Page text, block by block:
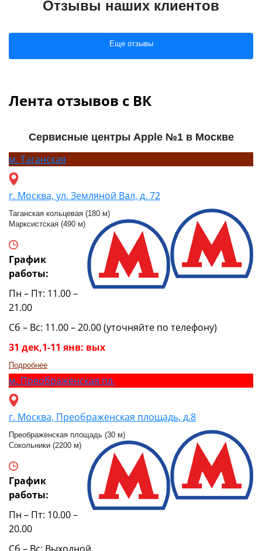
Отзывы наших клиентов
Еще отзывы
Лента отзывов с ВК
Сервисные центры Apple №1 в Москве
м. Таганская
г. Москва, ул. Земляной Вал, д. 72
Таганская кольцевая (180 м)
Марксистская (490 м)
График
работы:
Пн – Пт: 11.00 –
21.00
Сб – Вс: 11.00 – 20.00 (уточняйте по телефону)
31 дек,1-11 янв: вых
Подробнее
м. Преображенская пл.
г. Москва, Преображенская площадь, д.8
Преображенская площадь (30 м)
Сокольники (2200 м)
График
работы:
Пн – Пт: 10.00 –
20.00